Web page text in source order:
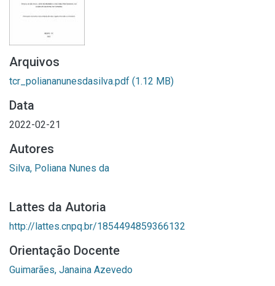
Arquivos
tcr_poliananunesdasilva.pdf (1.12 MB)
Data
2022-02-21
Autores
Silva, Poliana Nunes da
Lattes da Autoria
http://lattes.cnpq.br/1854494859366132
Orientação Docente
Guimarães, Janaina Azevedo